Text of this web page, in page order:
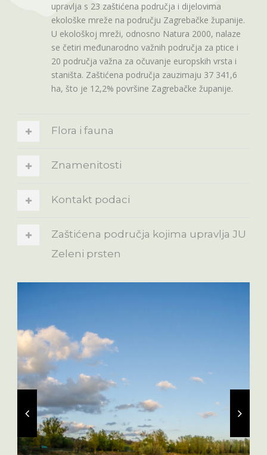
upravlja s 23 zaštićena područja i dijelovima
ekološke mreže na području Zagrebačke županije.
U ekološkoj mreži, odnosno Natura 2000, nalaze
se četiri međunarodno važnih područja za ptice i
20 područja važna za očuvanje europskih vrsta i
staništa. Zaštićena područja zauzimaju 37 341,6
ha, što je 12,2% površine Zagrebačke županije.
Flora i fauna
Znamenitosti
Kontakt podaci
Zaštićena područja kojima upravlja JU
Zeleni prsten